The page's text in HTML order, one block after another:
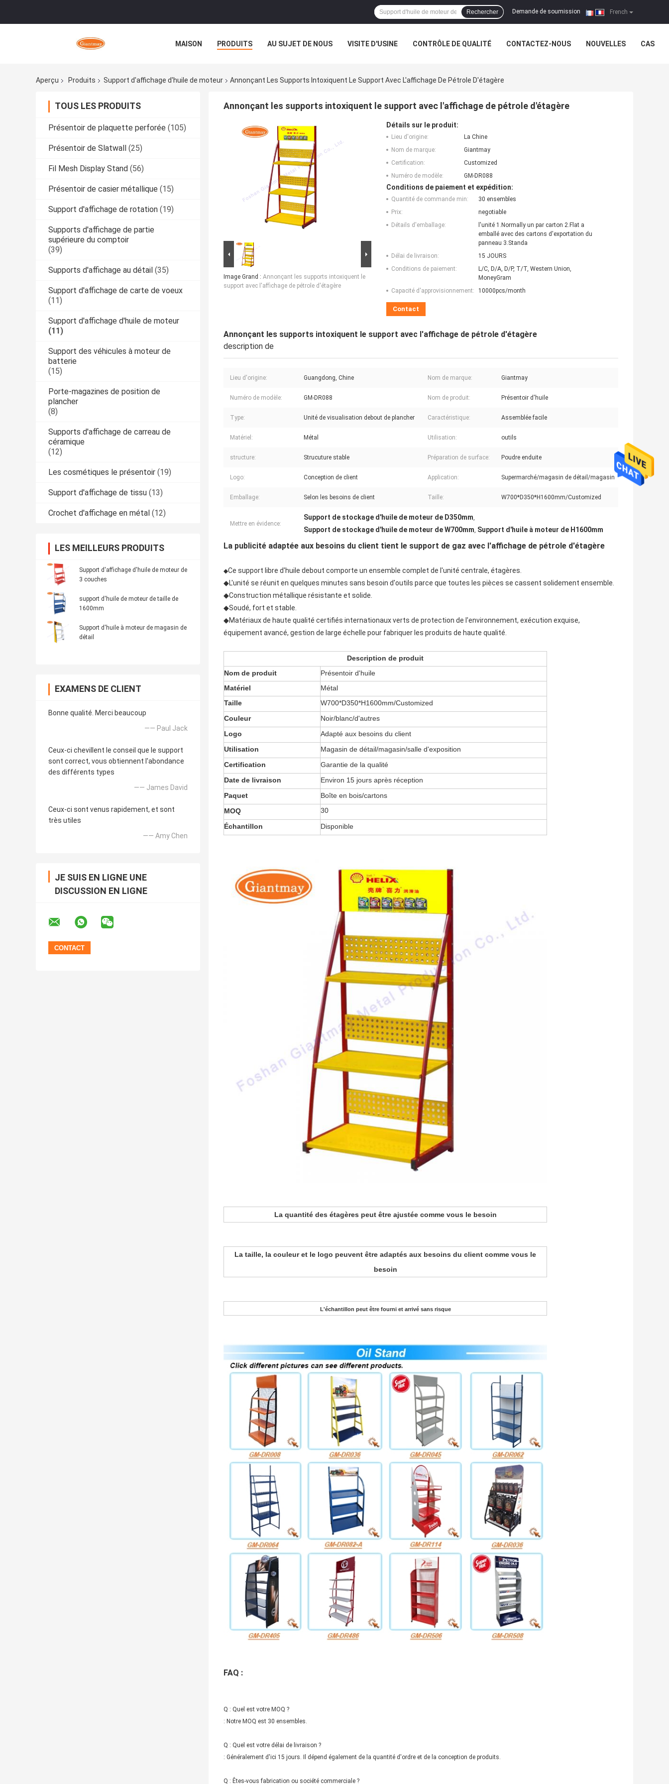
French
Demande de soumission |
Rechercher
MAISON PRODUITS AU SUJET DE NOUS VISITE D'USINE CONTRÔLE DE QUALITÉ CONTACTEZ-NOUS NOUVELLES CAS
Aperçu Produits Support d'affichage d'huile de moteur Annonçant Les Supports Intoxiquent Le Support Avec L'affichage De Pétrole D'étagère
TOUS LES PRODUITS
Présentoir de plaquette perforée (105)
Présentoir de Slatwall (25)
Fil Mesh Display Stand (56)
Présentoir de casier métallique (15)
Support d'affichage de rotation (19)
Supports d'affichage de partie
supérieure du comptoir
(39)
Supports d'affichage au détail (35)
Support d'affichage de carte de voeux
(11)
Support d'affichage d'huile de moteur
(11)
Support des véhicules à moteur de
batterie
(15)
Porte-magazines de position de
plancher
(8)
Supports d'affichage de carreau de
céramique
(12)
Les cosmétiques le présentoir (19)
Support d'affichage de tissu (13)
Crochet d'affichage en métal (12)
LES MEILLEURS PRODUITS
Support d'affichage d'huile de moteur de
3 couches
support d'huile de moteur de taille de
1600mm
Support d'huile à moteur de magasin de
détail
EXAMENS DE CLIENT
Bonne qualité. Merci beaucoup
—— Paul Jack
Ceux-ci chevillent le conseil que le support
sont correct, vous obtiennent l'abondance
des différents types
—— James David
Ceux-ci sont venus rapidement, et sont
très utiles
—— Amy Chen
JE SUIS EN LIGNE UNE
DISCUSSION EN LIGNE
Annonçant les supports intoxiquent le support avec l'affichage de pétrole d'étagère
Image Grand : Annonçant les supports intoxiquent le
support avec l'affichage de pétrole d'étagère
Détails sur le produit:
Lieu d'origine:
La Chine
Nom de marque:
Giantmay
Certification:
Customized
Numéro de modèle:
GM-DR088
Conditions de paiement et expédition:
Quantité de commande min:
30 ensembles
Prix:
negotiable
Détails d'emballage:
l'unité 1.Normally un par carton 2.Flat a
emballé avec des cartons d'exportation du
panneau 3.Standa
Délai de livraison:
15 JOURS
Conditions de paiement:
L/C, D/A, D/P, T/T, Western Union,
MoneyGram
Capacité d'approvisionnement:
10000pcs/month
Contact
Annonçant les supports intoxiquent le support avec l'affichage de pétrole d'étagère
description de
Lieu d'origine: Guangdong, Chine Nom de marque: Giantmay
Numéro de modèle: GM-DR088 Nom de produit: Présentoir d'huile
Type: Unité de visualisation debout de plancher Caractéristique: Assemblée facile
Matériel: Métal Utilisation: outils
structure: Strucuture stable Préparation de surface: Poudre enduite
Logo: Conception de client Application: Supermarché/magasin de détail/magasin
Emballage: Selon les besoins de client Taille: W700*D350*H1600mm/Customized
Mettre en évidence:
Support de stockage d'huile de moteur de D350mm,
Support de stockage d'huile de moteur de W700mm, Support d'huile à moteur de H1600mm
La publicité adaptée aux besoins du client tient le support de gaz avec l'affichage de pétrole d'étagère
◆Ce support libre d'huile debout comporte un ensemble complet de l'unité centrale, étagères.
◆L'unité se réunit en quelques minutes sans besoin d'outils parce que toutes les pièces se cassent solidement ensemble.
◆Construction métallique résistante et solide.
◆Soudé, fort et stable.
◆Matériaux de haute qualité certifiés internationaux verts de protection de l'environnement, exécution exquise,
équipement avancé, gestion de large échelle pour fabriquer les produits de haute qualité.
Description de produit
Nom de produit
Présentoir d'huile
Matériel
Métal
Taille
W700*D350*H1600mm/Customized
Couleur
Noir/blanc/d'autres
Logo
Adapté aux besoins du client
Utilisation
Magasin de détail/magasin/salle d'exposition
Certification
Garantie de la qualité
Date de livraison
Environ 15 jours après réception
Paquet
Boîte en bois/cartons
MOQ
30
Échantillon
Disponible
La quantité des étagères peut être ajustée comme vous le besoin
La taille, la couleur et le logo peuvent être adaptés aux besoins du client comme vous le
besoin
L'échantillon peut être fourni et arrivé sans risque
FAQ :
Q : Quel est votre MOQ ?
: Notre MOQ est 30 ensembles.
Q : Quel est votre délai de livraison ?
: Généralement d'ici 15 jours. Il dépend également de la quantité d'ordre et de la conception de produits.
Q : Êtes-vous fabrication ou société commerciale ?